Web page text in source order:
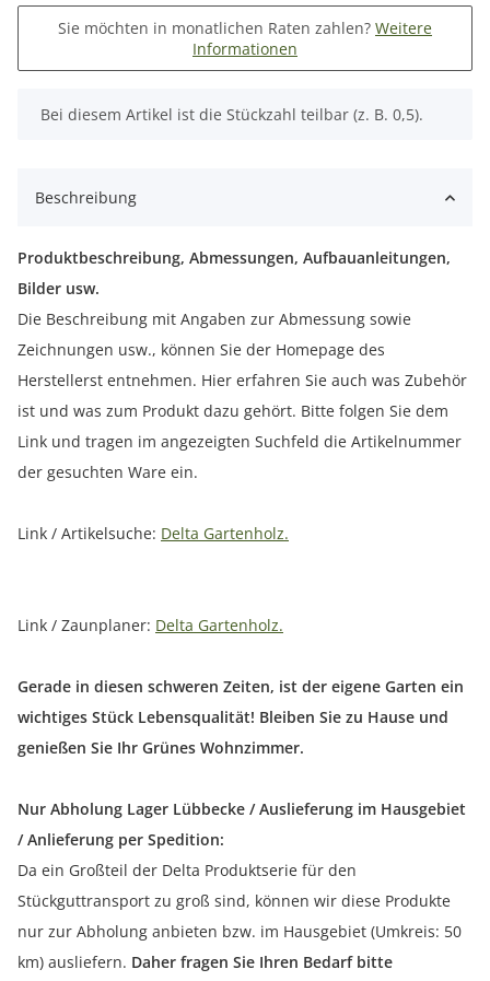
Sie möchten in monatlichen Raten zahlen? Weitere
Informationen
x
Bei diesem Artikel ist die Stückzahl teilbar (z. B. 0,5).
Beschreibung
Produktbeschreibung, Abmessungen, Aufbauanleitungen,
Bilder usw.
Die Beschreibung mit Angaben zur Abmessung sowie
Zeichnungen usw., können Sie der Homepage des
Herstellerst entnehmen. Hier erfahren Sie auch was Zubehör
ist und was zum Produkt dazu gehört. Bitte folgen Sie dem
Link und tragen im angezeigten Suchfeld die Artikelnummer
der gesuchten Ware ein.
Link / Artikelsuche: Delta Gartenholz.
Link / Zaunplaner: Delta Gartenholz.
Gerade in diesen schweren Zeiten, ist der eigene Garten ein
wichtiges Stück Lebensqualität! Bleiben Sie zu Hause und
genießen Sie Ihr Grünes Wohnzimmer.
Nur Abholung Lager Lübbecke / Auslieferung im Hausgebiet
/ Anlieferung per Spedition:
Da ein Großteil der Delta Produktserie für den
Stückguttransport zu groß sind, können wir diese Produkte
nur zur Abholung anbieten bzw. im Hausgebiet (Umkreis: 50
km) ausliefern. Daher fragen Sie Ihren Bedarf bitte